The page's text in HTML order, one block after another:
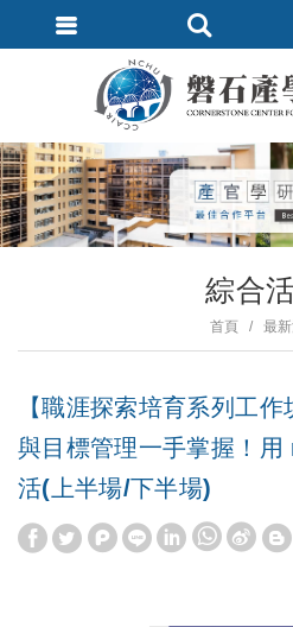
綜合
首頁 最
【職涯探索培育系列工
與目標管理一手掌握！
活(上半場/下半場)